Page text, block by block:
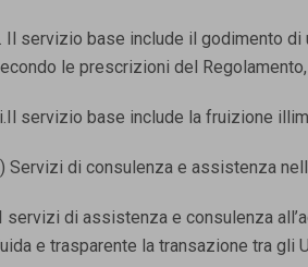
Il servizio base include il godimento
le prescrizioni del
servizio base include la fruizione
Servizi di consulenza e assistenza
servizi di assistenza e consulenza
e trasparente la transazione tra gli